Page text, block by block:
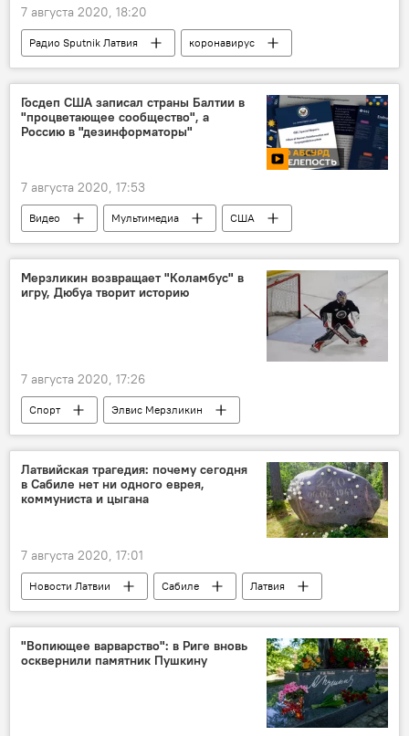
7 августа 2020, 18:20
Радио Sputnik Латвия
коронавирус
вакцина
Россия
Госдеп США записал страны Балтии в
"процветающее сообщество", а
Россию в "дезинформаторы"
7 августа 2020, 17:53
Видео Мультимедиа
США
Россия
Балтия
Мерзликин возвращает "Коламбус" в
игру, Дюбуа творит историю
7 августа 2020, 17:26
Спорт Элвис Мерзликин
Латвийская трагедия: почему сегодня
в Сабиле нет ни одного еврея,
коммуниста и цыгана
7 августа 2020, 17:01
Новости Латвии Сабиле
Латвия
Кулдига
евреи геноцид
"Вопиющее варварство": в Риге вновь
осквернили памятник Пушкину